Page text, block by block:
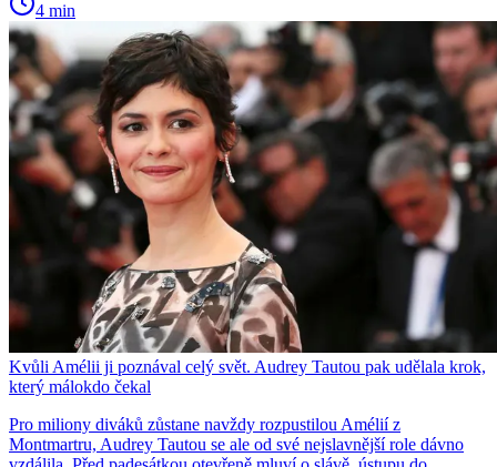
4 min
Kvůli Amélii ji poznával celý svět. Audrey Tautou pak udělala krok,
který málokdo čekal
Pro miliony diváků zůstane navždy rozpustilou Amélií z
Montmartru, Audrey Tautou se ale od své nejslavnější role dávno